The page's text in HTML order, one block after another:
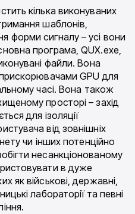
кілька викону­ваних
шабло­нів,
форми сигналу – усі вони
програма, QUX.exe,
фай­ли. Вона
GPU для
часі. Вона також
просторі – захід
для ізоляції
від зовнішніх
чи інших потенційно
не­санкціонованому
в дуже
як вій­ськові, державні,
лабораторії та певні